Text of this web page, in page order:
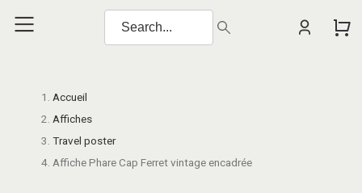
Accueil
Affiches
Travel poster
Affiche Phare Cap Ferret vintage encadrée